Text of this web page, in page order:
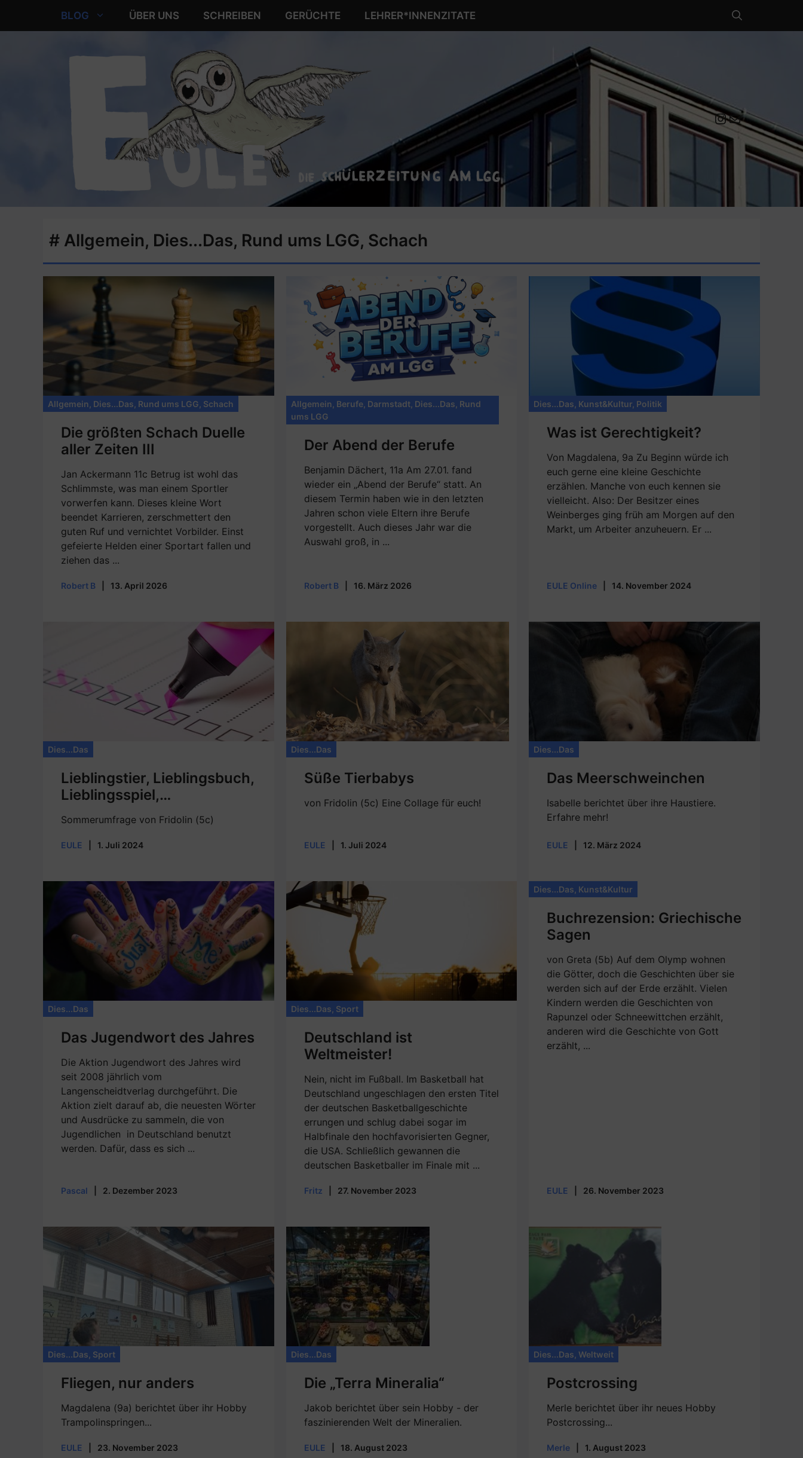
BLOG ÜBER UNS SCHREIBEN GERÜCHTE LEHRER*INNENZITATE
Instagram
Mail an die EULE Redaktion
# Allgemein, Dies...Das, Rund ums LGG, Schach
Allgemein Dies...Das Rund ums LGG Schach
Die größten Schach Duelle
aller Zeiten III
Jan Ackermann 11c Betrug ist wohl das
Schlimmste, was man einem Sportler
vorwerfen kann. Dieses kleine Wort
beendet Karrieren, zerschmettert den
guten Ruf und vernichtet Vorbilder. Einst
gefeierte Helden einer Sportart fallen und
ziehen das ...
Robert B 13. April 2026
Allgemein Berufe, Darmstadt, Dies...Das Rund
ums LGG
Der Abend der Berufe
Benjamin Dächert, 11a Am 27.01. fand
wieder ein „Abend der Berufe“ statt. An
diesem Termin haben wie in den letzten
Jahren schon viele Eltern ihre Berufe
vorgestellt. Auch dieses Jahr war die
Auswahl groß, in ...
Robert B 16. März 2026
Dies...Das Kunst&Kultur Politik
Was ist Gerechtigkeit?
Von Magdalena, 9a Zu Beginn würde ich
euch gerne eine kleine Geschichte
erzählen. Manche von euch kennen sie
vielleicht. Also: Der Besitzer eines
Weinberges ging früh am Morgen auf den
Markt, um Arbeiter anzuheuern. Er ...
EULE Online 14. November 2024
Dies...Das
Lieblingstier, Lieblingsbuch,
Lieblingsspiel,…
Sommerumfrage von Fridolin (5c)
EULE 1. Juli 2024
Dies...Das
Süße Tierbabys
von Fridolin (5c) Eine Collage für euch!
EULE 1. Juli 2024
Dies...Das
Das Meerschweinchen
Isabelle berichtet über ihre Haustiere.
Erfahre mehr!
EULE 12. März 2024
Dies...Das
Das Jugendwort des Jahres
Die Aktion Jugendwort des Jahres wird
seit 2008 jährlich vom
Langenscheidtverlag durchgeführt. Die
Aktion zielt darauf ab, die neuesten Wörter
und Ausdrücke zu sammeln, die von
Jugendlichen in Deutschland benutzt
werden. Dafür, dass es sich ...
Pascal 2. Dezember 2023
Dies...Das Sport
Deutschland ist
Weltmeister!
Nein, nicht im Fußball. Im Basketball hat
Deutschland ungeschlagen den ersten Titel
der deutschen Basketballgeschichte
errungen und schlug dabei sogar im
Halbfinale den hochfavorisierten Gegner,
die USA. Schließlich gewannen die
deutschen Basketballer im Finale mit ...
Fritz 27. November 2023
Dies...Das Kunst&Kultur
Buchrezension: Griechische
Sagen
von Greta (5b) Auf dem Olymp wohnen
die Götter, doch die Geschichten über sie
werden sich auf der Erde erzählt. Vielen
Kindern werden die Geschichten von
Rapunzel oder Schneewittchen erzählt,
anderen wird die Geschichte von Gott
erzählt, ...
EULE 26. November 2023
Dies...Das Sport
Fliegen, nur anders
Magdalena (9a) berichtet über ihr Hobby
Trampolinspringen...
EULE 23. November 2023
Dies...Das
Die „Terra Mineralia“
Jakob berichtet über sein Hobby - der
faszinierenden Welt der Mineralien.
EULE 18. August 2023
Dies...Das ,Weltweit
Postcrossing
Merle berichtet über ihr neues Hobby
Postcrossing...
Merle 1. August 2023